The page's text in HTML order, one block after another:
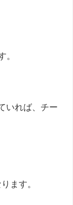
。
いれば、チー
ます。